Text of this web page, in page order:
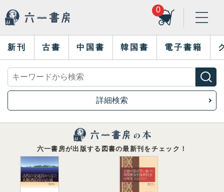
0
新刊 古書 中国書 韓国書 電子書籍
詳細検索
六一書房が出版する図書の最新刊をチェック！